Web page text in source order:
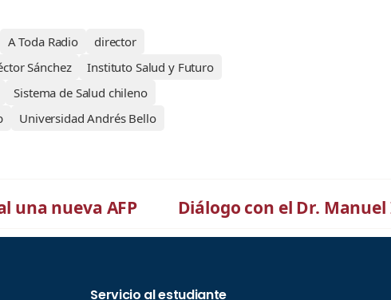
A Toda Radio
director
Sánchez
Instituto Salud y Futuro
Sistema de Salud chileno
Universidad Andrés Bello
una nueva AFP Diálogo con el Dr.